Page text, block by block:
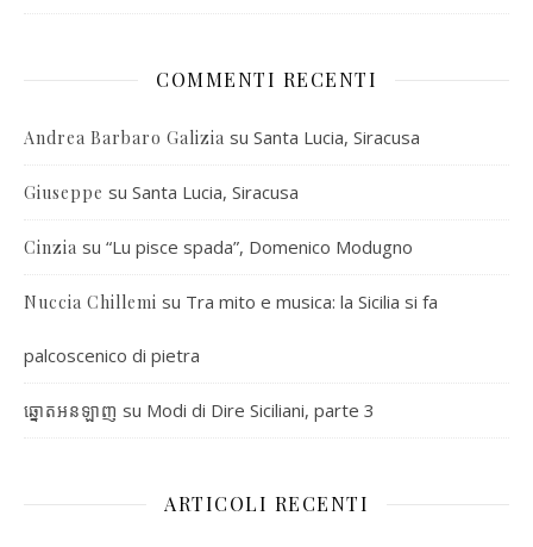
COMMENTI RECENTI
Andrea Barbaro Galizia su Santa Lucia, Siracusa
Giuseppe su Santa Lucia, Siracusa
Cinzia su “Lu pisce spada”, Domenico Modugno
Nuccia Chillemi su Tra mito e musica: la Sicilia si fa
palcoscenico di pietra
ឆ្នោតអនឡាញ su Modi di Dire Siciliani, parte 3
ARTICOLI RECENTI